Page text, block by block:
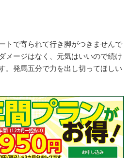
で寄られて行き脚がつきませんで
メージはなく、元気はいいので続け
。発馬五分で力を出し切ってほしい